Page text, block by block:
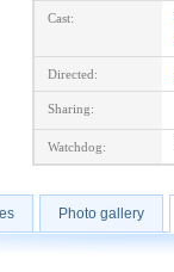
Cast:
Directed:
Sharing:
Watchdog:
Photo gallery